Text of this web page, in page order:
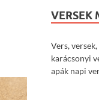
VERSEK
Vers,
karácsonyi
apák napi